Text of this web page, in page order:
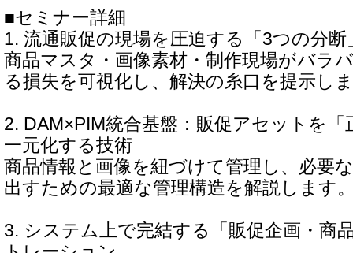
■セミナー詳細
1. 流通販促の現場を圧迫する「3つの分
商品マスタ・画像素材・制作現場がバラ
る損失を可視化し、解決の糸口を提示し
2. DAM×PIM統合基盤：販促アセットを
一元化する技術
商品情報と画像を紐づけて管理し、必要
出すための最適な管理構造を解説します
3. システム上で完結する「販促企画・商